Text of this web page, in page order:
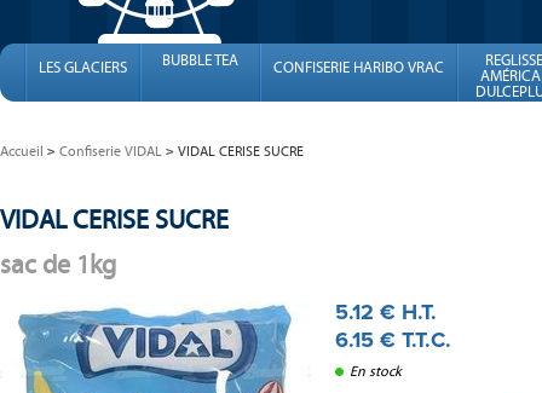
LES GLACIERS BUBBLE TEA CONFISERIE HARIBO VRAC
FINI
Accueil Confiserie VIDAL VIDAL CERISE SUCRE
VIDAL CERISE SUCRE
sac de 1kg
5.12 € H.T.
6.15 € T.T.C.
En stock